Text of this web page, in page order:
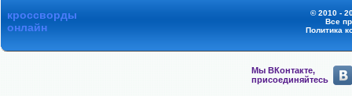
кроссворды
онлайн
© 2010 -
Все
Политика
Мы ВКонтакте,
присоединяйтесь